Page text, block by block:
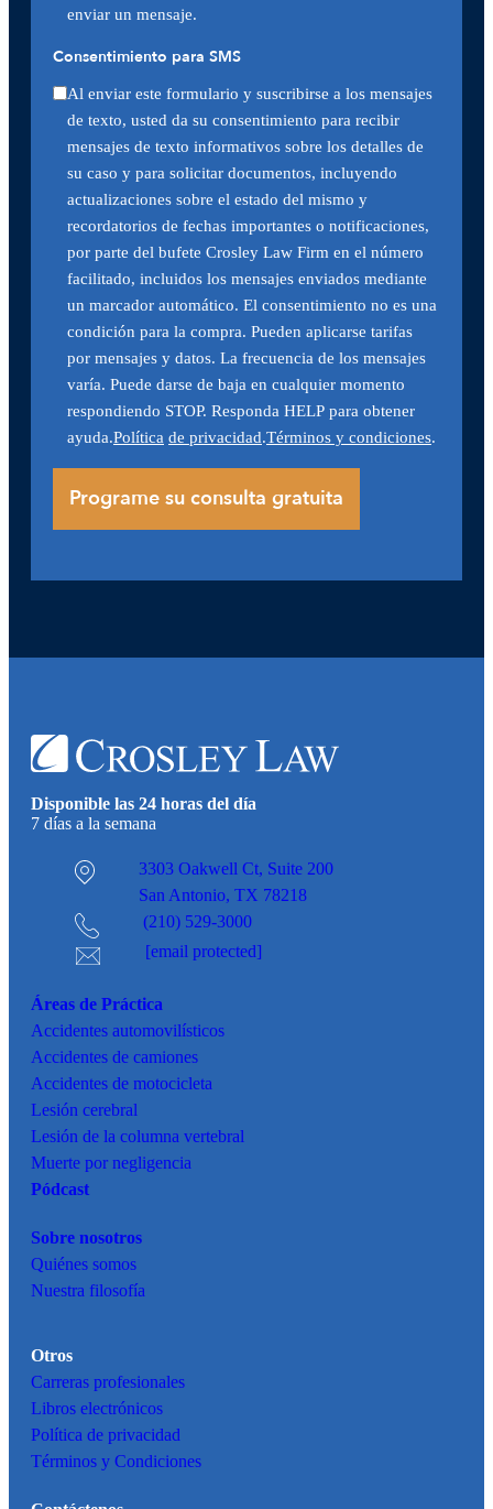
enviar un mensaje.
Consentimiento para SMS
Al enviar este formulario y suscribirse a los mensajes
de texto, usted da su consentimiento para recibir
mensajes de texto informativos sobre los detalles de
su caso y para solicitar documentos, incluyendo
actualizaciones sobre el estado del mismo y
recordatorios de fechas importantes o notificaciones,
por parte del bufete Crosley Law Firm en el número
facilitado, incluidos los mensajes enviados mediante
un marcador automático. El consentimiento no es una
condición para la compra. Pueden aplicarse tarifas
por mensajes y datos. La frecuencia de los mensajes
varía. Puede darse de baja en cualquier momento
respondiendo STOP. Responda HELP para obtener
ayuda.Política de privacidad.Términos y condiciones.
Disponible las 24 horas del día
7 días a la semana
3303 Oakwell Ct, Suite 200
San Antonio, TX 78218
(210) 529-3000
[email protected]
Áreas de Práctica
Accidentes automovilísticos
Accidentes de camiones
Accidentes de motocicleta
Lesión cerebral
Lesión de la columna vertebral
Muerte por negligencia
Pódcast
Sobre nosotros
Quiénes somos
Nuestra filosofía
Otros
Carreras profesionales
Libros electrónicos
Política de privacidad
Términos y Condiciones